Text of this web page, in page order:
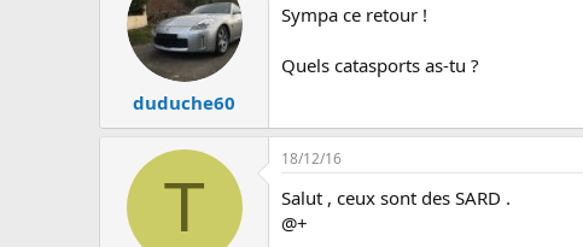
duduche60
Sympa ce retour !
Quels catasports as-tu ?
T
18/12/16
Salut , ceux sont des SARD .
@+